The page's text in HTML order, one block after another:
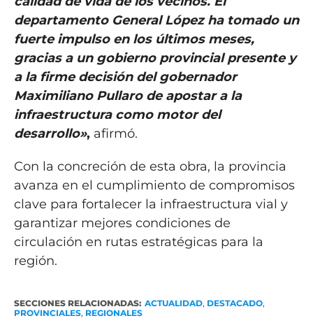
departamento General López ha tomado un
fuerte impulso en los últimos meses,
gracias a un gobierno provincial presente y
a la firme decisión del gobernador
Maximiliano Pullaro de apostar a la
infraestructura como motor del
desarrollo», afirmó.
Con la concreción de esta obra, la provincia
avanza en el cumplimiento de compromisos
clave para fortalecer la infraestructura vial y
garantizar mejores condiciones de
circulación en rutas estratégicas para la
región.
SECCIONES RELACIONADAS: ACTUALIDAD, DESTACADO,
PROVINCIALES, REGIONALES